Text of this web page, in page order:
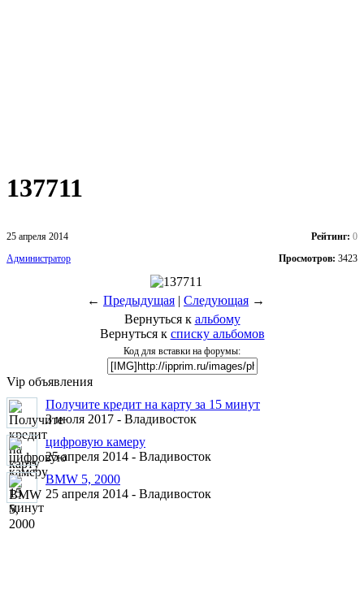
137711
25 апреля 2014
Администратор
Рейтинг: 0
Просмотров: 3423
← Предыдущая | Следующая →
Вернуться к альбому
Вернуться к списку альбомов
Код для вставки на форумы:
Vip объявления
Получите кредит на карту за 15 минут
3 июля 2017 - Владивосток
цифровую камеру
25 апреля 2014 - Владивосток
BMW 5, 2000
25 апреля 2014 - Владивосток